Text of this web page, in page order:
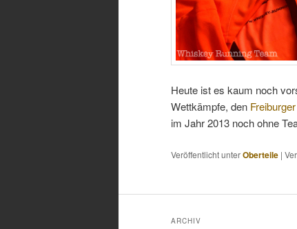
Heute ist es kaum noch
Wettkämpfe, den
im Jahr 2013 noch ohne
Veröffentlicht unterOberteile |
ARCHIV